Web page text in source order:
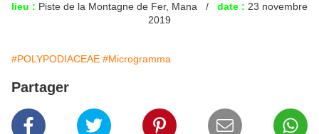
lieu : Piste de la Montagne de Fer, Mana / date : 23 novembre
2019
#POLYPODIACEAE #Microgramma
Partager